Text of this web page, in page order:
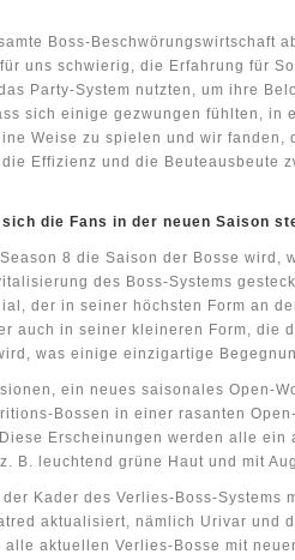
Boss-Beschwörungswirtschaft
uns schwierig, die Erfahrung für
Party-System nutzten, um ihre
sich einige gezwungen fühlten, in
Weise zu spielen und wir fanden,
Effizienz und die Beuteausbeute
die Fans in der neuen Saison
8 die Saison der Bosse wird,
des Boss-Systems
der in seiner höchsten Form an
auch in seiner kleineren Form, die
was einige einzigartige
ein neues saisonales Open-
Bossen in einer rasanten
Erscheinungen werden alle ein
B. leuchtend grüne Haut und mit
Kader des Verlies-Boss-Systems
aktualisiert, nämlich Urivar und
aktuellen Verlies-Bosse mit